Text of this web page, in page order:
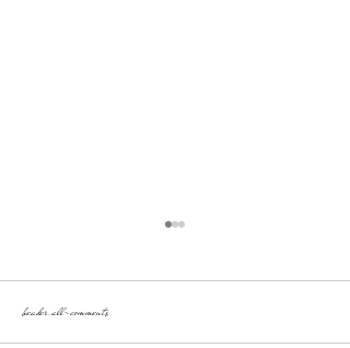
header.all-comments